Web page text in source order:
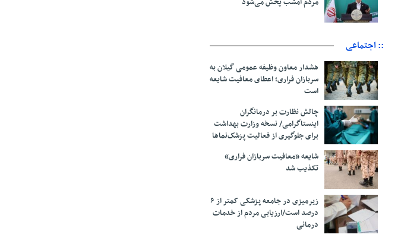
:: اجتماعی
هشدار معاون وظیفه عمومی گیلان به
سربازان فراری؛ اعطای معافیت شایعه
است
چالش نظارت بر درمانگران
اینستاگرامی/ نسخه وزارت بهداشت
برای جلوگیری از فعالیت پزشک‌نماها
شایعه «معافیت سربازان فراری»
تکذیب شد
زیرمیزی در جامعه پزشکی کمتر از ۶
درصد است/ارزیابی مردم از خدمات
درمانی